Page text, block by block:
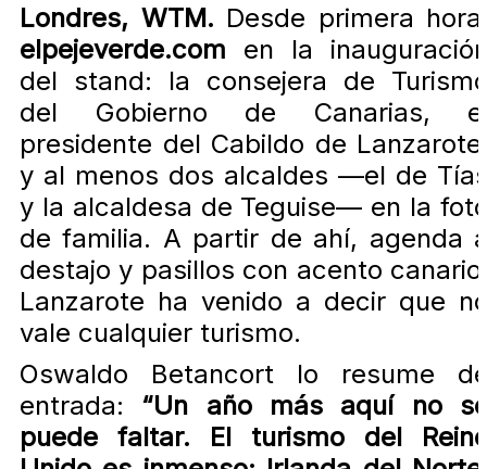
Londres, WTM. Desde primera
elpejeverde.com en la
del stand: la consejera de
del Gobierno de Canarias,
presidente del Cabildo de
y al menos dos alcaldes —el de
y la alcaldesa de Teguise— en la
de familia. A partir de ahí, agenda
destajo y pasillos con acento
Lanzarote ha venido a decir que
vale cualquier turismo.
Oswaldo Betancort lo resume
entrada: “Un año más aquí no
puede faltar. El turismo del